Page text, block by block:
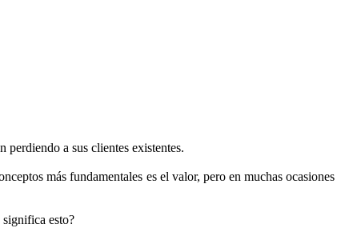
perdiendo a sus clientes existentes.
más fundamentales es el valor, pero en muchas ocasiones
significa esto?